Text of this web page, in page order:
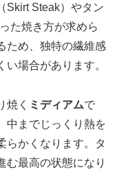
Skirt Steak）やタン
た焼き方が求めら
ため、独特の繊維感
場合があります。
焼く ミディアムで
中までじっくり熱を
らかくなります。タ
む最高の状態になり